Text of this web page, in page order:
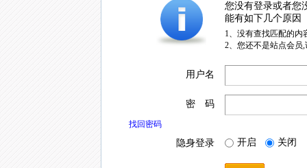
您没有登录或者您
能有如下几个原因
1、没有查找匹配的内
2、您还不是站点会员
用户名
密 码
找回密码
隐身登录 开启 关闭